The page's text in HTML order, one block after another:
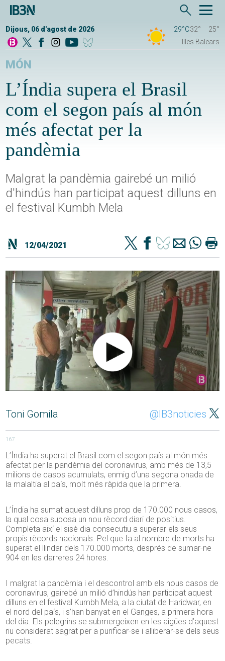
Dijous, 06 d'agost de 2026 29°C32°
25°
Illes Balears
MÓN
L’Índia supera el Brasil
com el segon país al món
més afectat per la
pandèmia
Malgrat la pandèmia gairebé un milió
d'hindús han participat aquest dilluns en
el festival Kumbh Mela
12/04/2021
Toni Gomila @IB3noticies
167
L’Índia ha superat el Brasil com el segon país al món més
afectat per la pandèmia del coronavirus, amb més de 13,5
milions de casos acumulats, enmig d’una segona onada de
la malaltia al país, molt més ràpida que la primera.
L’Índia ha sumat aquest dilluns prop de 170.000 nous casos,
la qual cosa suposa un nou rècord diari de positius.
Completa així el sisè dia consecutiu a superar els seus
propis rècords nacionals. Pel que fa al nombre de morts ha
superat el llindar dels 170.000 morts, després de sumar-ne
904 en les darreres 24 hores.
I malgrat la pandèmia i el descontrol amb els nous casos de
coronavirus, gairebé un milió d’hindús han participat aquest
dilluns en el festival Kumbh Mela, a la ciutat de Haridwar, en
el nord del país, i s’han banyat en el Ganges, a primera hora
del dia. Els pelegrins se submergeixen en les aigües d’aquest
riu considerat sagrat per a purificar-se i alliberar-se dels seus
pecats.